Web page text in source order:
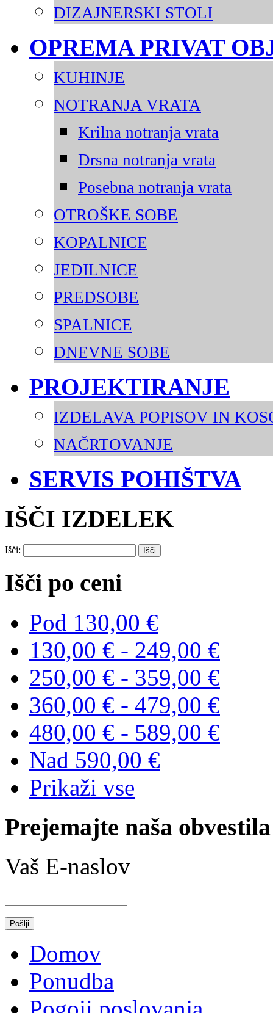
DIZAJNERSKI STOLI
OPREMA PRIVAT
KUHINJE
NOTRANJA VRATA
Krilna notranja vrata
Drsna notranja vrata
Posebna notranja vrata
OTROŠKE SOBE
KOPALNICE
JEDILNICE
PREDSOBE
SPALNICE
DNEVNE SOBE
PROJEKTIRANJE
IZDELAVA POPISOV IN
NAČRTOVANJE
SERVIS POHIŠTVA
IŠČI IZDELEK
Išči:
Išči po ceni
Pod 130,00 €
130,00 € - 249,00 €
250,00 € - 359,00 €
360,00 € - 479,00 €
480,00 € - 589,00 €
Nad 590,00 €
Prikaži vse
Prejemajte naša obvestila
Vaš E-naslov
Domov
Ponudba